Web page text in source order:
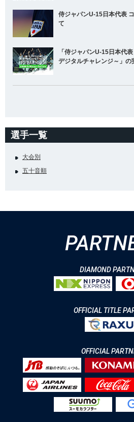
侍ジャパンU-15日本代表
て
「侍ジャパンU-15日本代
デジタルチャレンジ～」の
選手一覧
大会別
五十音順
DIAMOND
OFFICIAL TITLE
OFFICIAL